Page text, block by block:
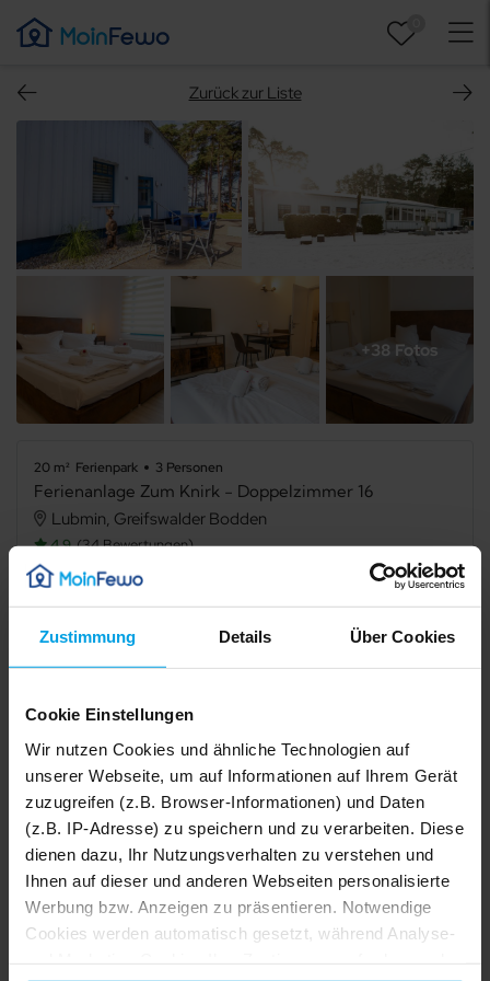
Zustimmung Details Über Cookies
Cookie Einstellungen
Wir nutzen Cookies und ähnliche Technologien auf
unserer Webseite, um auf Informationen auf Ihrem Gerät
zuzugreifen (z.B. Browser-Informationen) und Daten
(z.B. IP-Adresse) zu speichern und zu verarbeiten. Diese
dienen dazu, Ihr Nutzungsverhalten zu verstehen und
Ihnen auf dieser und anderen Webseiten personalisierte
Werbung bzw. Anzeigen zu präsentieren. Notwendige
Cookies werden automatisch gesetzt, während Analyse-
Zurück zur Liste
+38 Fotos
20 m² Ferienpark 3 Personen
Ferienanlage Zum Knirk - Doppelzimmer 16
Lubmin, Greifswalder Bodden‎
4,9 34 Bewertungen
Verfügbarkeit prüfen
Internet
Meerblick Terrasse
Dusche Haustier erlaubt
Nichtraucher
Beschreibung
1/38
2/38
3/38
4/38